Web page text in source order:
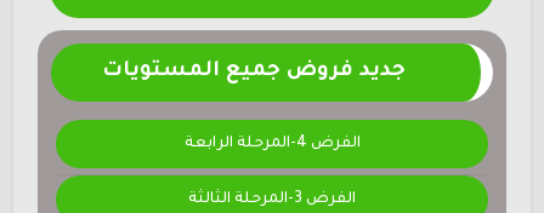
جديد فروض جميع المستويات
الفرض 4-المرحلة الرابعة
الفرض 3-المرحلة الثالثة